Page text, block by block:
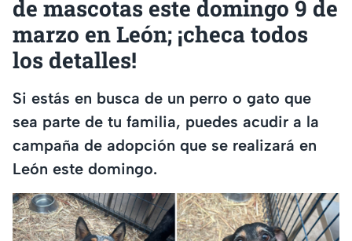
de mascotas este domingo 9 de
marzo en León; ¡checa todos
los detalles!
Si estás en busca de un perro o gato que
sea parte de tu familia, puedes acudir a la
campaña de adopción que se realizará en
León este domingo.